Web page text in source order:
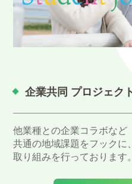
企業共同 プロジェク
他業種との企業コラボなど
共通の地域課題をフックに
取り組みを行っております。